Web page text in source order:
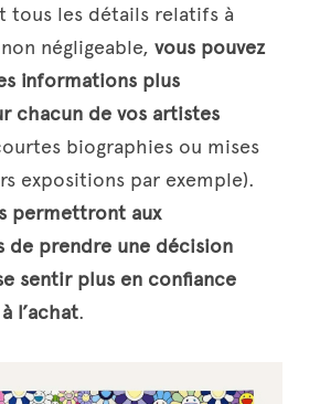
tous les détails relatifs à
négligeable, vous pouvez
informations plus
chacun de vos artistes
biographies ou mises
permettront aux
de prendre une décision
sentir plus en confiance
l’achat.